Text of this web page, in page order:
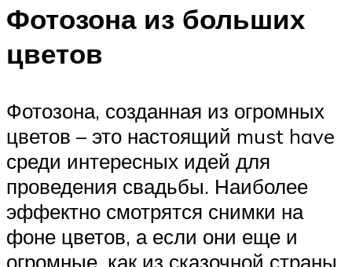
Фотозона из больших
цветов
Фотозона, созданная из огромных
цветов – это настоящий must have
среди интересных идей для
проведения свадьбы. Наиболее
эффектно смотрятся снимки на
фоне цветов, а если они еще и
огромные, как из сказочной страны,